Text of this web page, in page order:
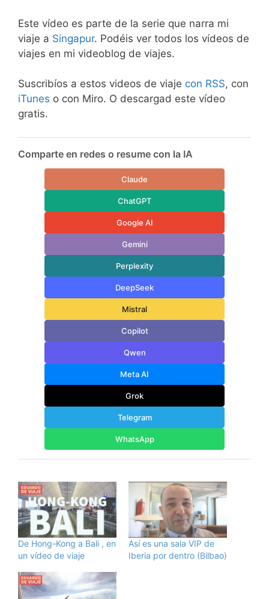
Este vídeo es parte de la serie que narra mi
viaje a Singapur. Podéis ver todos los vídeos de
viajes en mi videoblog de viajes.
Suscribíos a estos videos de viaje con RSS, con
iTunes o con Miro. O descargad este vídeo
gratis.
Comparte en redes o resume con la IA
Claude
ChatGPT
Google AI
Gemini
Perplexity
DeepSeek
Mistral
Copilot
Qwen
Meta AI
Grok
Telegram
WhatsApp
De Hong-Kong a Bali , en
un vídeo de viaje
Así es una sala VIP de
Iberia por dentro (Bilbao)